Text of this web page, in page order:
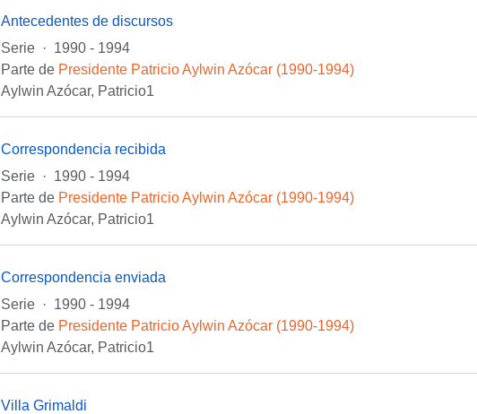
Antecedentes de discursos
Serie · 1990 - 1994
Parte de Presidente Patricio Aylwin Azócar (1990-1994)
Aylwin Azócar, Patricio1
Correspondencia recibida
Serie · 1990 - 1994
Parte de Presidente Patricio Aylwin Azócar (1990-1994)
Aylwin Azócar, Patricio1
Correspondencia enviada
Serie · 1990 - 1994
Parte de Presidente Patricio Aylwin Azócar (1990-1994)
Aylwin Azócar, Patricio1
Villa Grimaldi